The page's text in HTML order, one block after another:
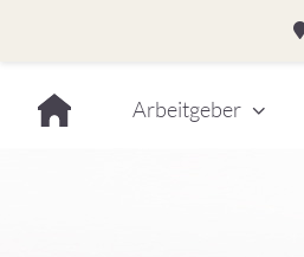
Arbeitgeber